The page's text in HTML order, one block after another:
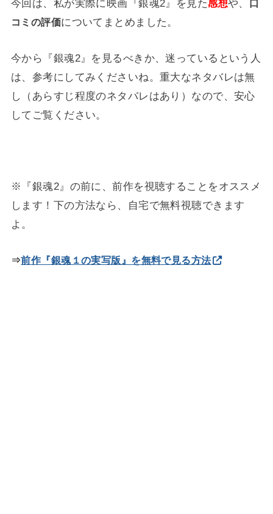
今回は、私が実際に映画『銀魂2』を見た感想や、
口
コミの評価についてまとめました。
今から『銀魂2』を見るべきか、迷っているという人
は、参考にしてみくださいね。重大なネタバレは無
し（あらすじ程度のネタバレはあり）なので、安心
してご覧ください。
※『銀魂2』の前に、前作を視聴することをオススメ
します！下の方法なら、自宅で無料視聴できます
よ。
⇒前作『銀魂１の実写版』を無料で見る方法